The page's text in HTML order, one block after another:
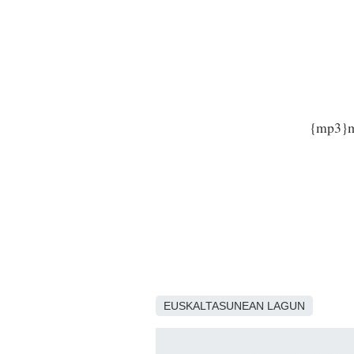
EUSKALTASUNEAN LAGUN